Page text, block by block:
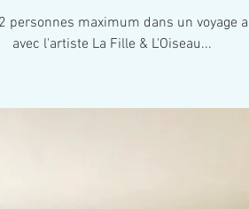
personnes maximum dans un voyage
avec l'artiste La Fille & L'Oiseau...